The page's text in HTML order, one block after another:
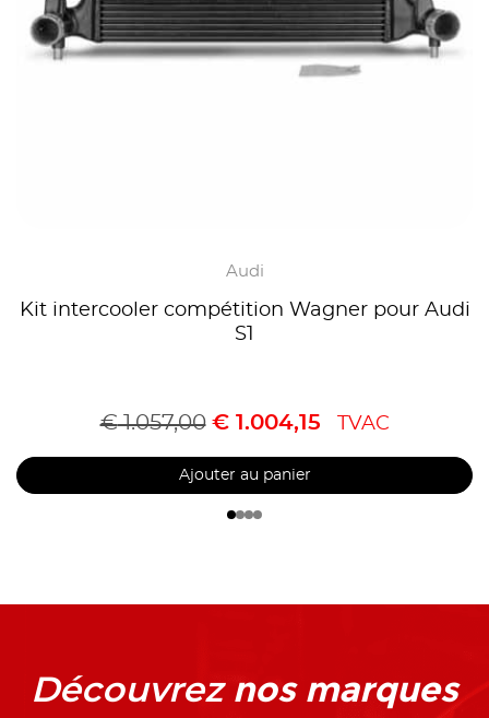
Audi
Kit intercooler compétition Wagner pour Audi
S1
€1.057,00 €1.004,15 TVAC
Ajouter au panier
Découvrez nos marques